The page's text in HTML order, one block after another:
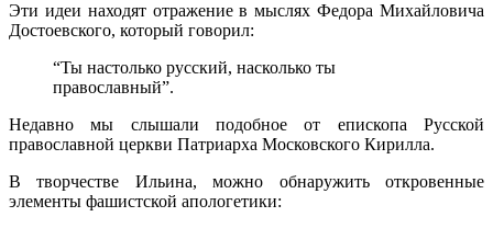
Эти идеи находят отражение в мыслях Федора Михайловича
Достоевского, который говорил:
“Ты настолько русский, насколько ты
православный”.
Недавно мы слышали подобное от епископа Русской
православной церкви Патриарха Московского Кирилла.
В творчестве Ильина, можно обнаружить откровенные
элементы фашистской апологетики: